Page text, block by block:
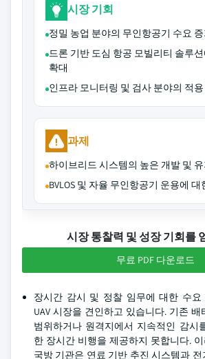
시장 기회
정밀 농업 분야의 무인항공기 수요
드론 기반 도심 항공 모빌리티 솔루
확대
인프라 모니터링 및 검사 분야의 적용
과제
하이브리드 시스템의 높은 개발 및
BVLOS 및 자율 무인항공기 운용에
시장 통찰력 및 성장 기회를
무료 PDF 다운로드
장시간 감시 및 정찰 임무에 대한 수요
UAV 시장을 견인하고 있습니다. 기존
범위하거나 원격지에서 지속적인 감시
한 장시간 비행을 제공하지 못합니다.
국방 기관은 연료 기반 추진 시스템과